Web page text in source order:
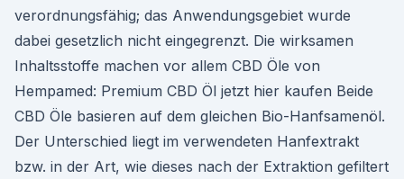
verordnungsfähig; das Anwendungsgebiet wurde
dabei gesetzlich nicht eingegrenzt. Die wirksamen
Inhaltsstoffe machen vor allem CBD Öle von
Hempamed: Premium CBD Öl jetzt hier kaufen Beide
CBD Öle basieren auf dem gleichen Bio-Hanfsamenöl.
Der Unterschied liegt im verwendeten Hanfextrakt
bzw. in der Art, wie dieses nach der Extraktion gefiltert